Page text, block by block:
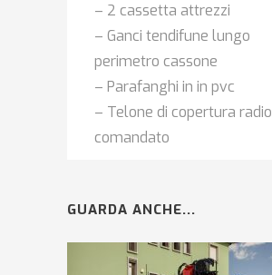
– 2 cassetta attrezzi
– Ganci tendifune lungo
perimetro cassone
– Parafanghi in in pvc
– Telone di copertura radio
comandato
GUARDA ANCHE...